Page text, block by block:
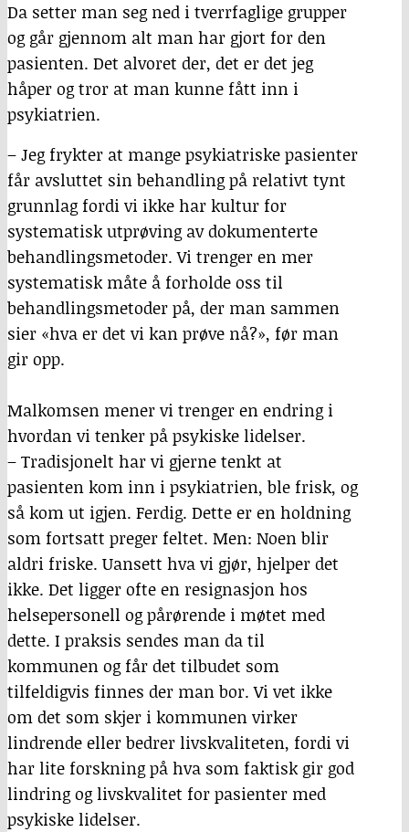
Da setter man seg ned i tverrfaglige grupper
og går gjennom alt man har gjort for den
pasienten. Det alvoret der, det er det jeg
håper og tror at man kunne fått inn i
psykiatrien.
– Jeg frykter at mange psykiatriske pasienter
får avsluttet sin behandling på relativt tynt
grunnlag fordi vi ikke har kultur for
systematisk utprøving av dokumenterte
behandlingsmetoder. Vi trenger en mer
systematisk måte å forholde oss til
behandlingsmetoder på, der man sammen
sier «hva er det vi kan prøve nå?», før man
gir opp.
Malkomsen mener vi trenger en endring i
hvordan vi tenker på psykiske lidelser.
– Tradisjonelt har vi gjerne tenkt at
pasienten kom inn i psykiatrien, ble frisk, og
så kom ut igjen. Ferdig. Dette er en holdning
som fortsatt preger feltet. Men: Noen blir
aldri friske. Uansett hva vi gjør, hjelper det
ikke. Det ligger ofte en resignasjon hos
helsepersonell og pårørende i møtet med
dette. I praksis sendes man da til
kommunen og får det tilbudet som
tilfeldigvis finnes der man bor. Vi vet ikke
om det som skjer i kommunen virker
lindrende eller bedrer livskvaliteten, fordi vi
har lite forskning på hva som faktisk gir god
lindring og livskvalitet for pasienter med
psykiske lidelser.